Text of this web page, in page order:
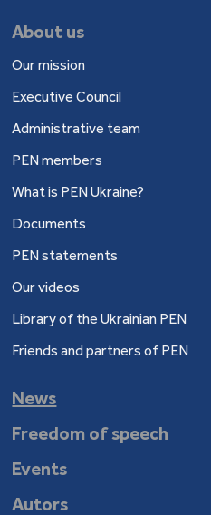
About us
Our mission
Executive Council
Administrative team
PEN members
What is PEN Ukraine?
Documents
PEN statements
Our videos
Library of the Ukrainian PEN
Friends and partners of PEN
News
Freedom of speech
Events
Autors